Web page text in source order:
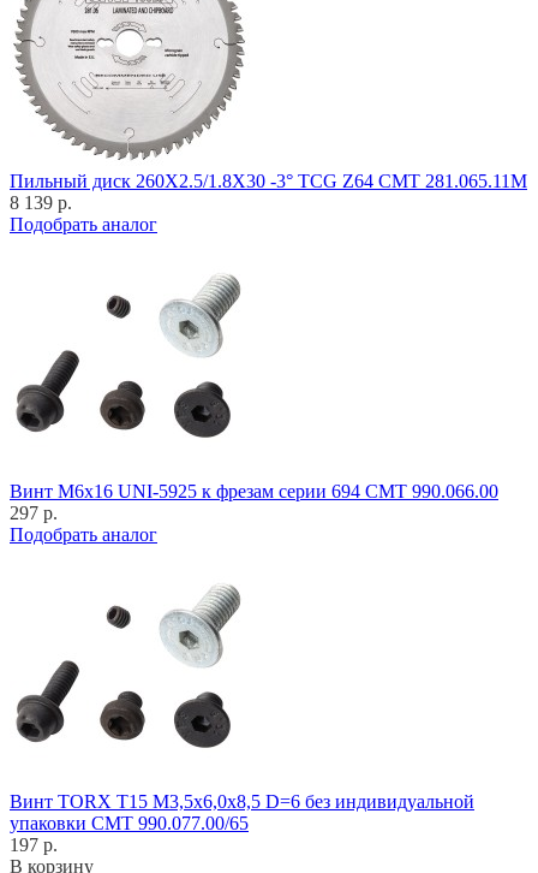
Пильный диск 260X2.5/1.8X30 -3° TCG Z64 CMT 281.065.11M
8 139 р.
Подобрать аналог
Винт M6x16 UNI-5925 к фрезам серии 694 CMT 990.066.00
297 р.
Подобрать аналог
Винт TORX T15 M3,5x6,0x8,5 D=6 без индивидуальной
упаковки CMT 990.077.00/65
197 р.
В корзину